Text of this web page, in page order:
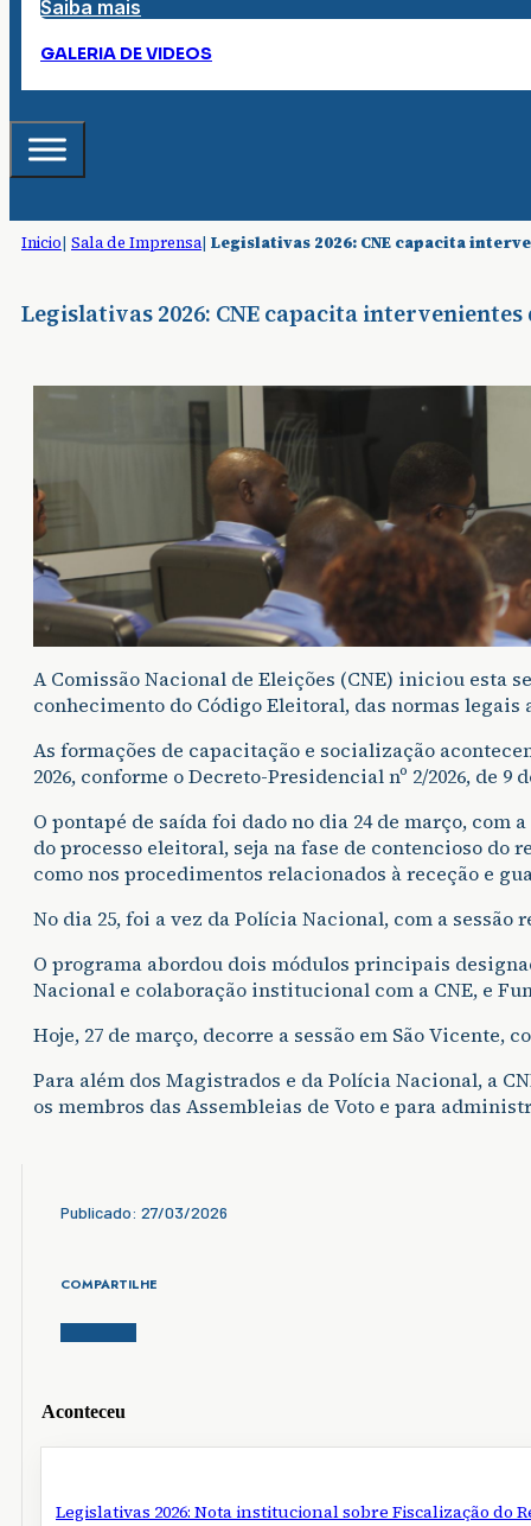
Saiba mais
GALERIA DE VIDEOS
Inicio| Sala de Imprensa| Legislativas 2026: CNE capacita
Legislativas 2026: CNE capacita
A Comissão Nacional de Eleições (CNE) iniciou esta
conhecimento do Código Eleitoral, das normas
As formações de capacitação e socialização
2026, conforme o Decreto-Presidencial nº 2/2026, de 9
O pontapé de saída foi dado no dia 24 de março,
do processo eleitoral, seja na fase de contencioso do
como nos procedimentos relacionados à receção e
No dia 25, foi a vez da Polícia Nacional, com a
O programa abordou dois módulos principais
Nacional e colaboração institucional com a CNE, e
Hoje, 27 de março, decorre a sessão em São Vicente,
Para além dos Magistrados e da Polícia Nacional, a
os membros das Assembleias de Voto e para
Publicado: 27/03/2026
COMPARTILHE
Aconteceu
Legislativas 2026: Nota institucional sobre Fiscalização do